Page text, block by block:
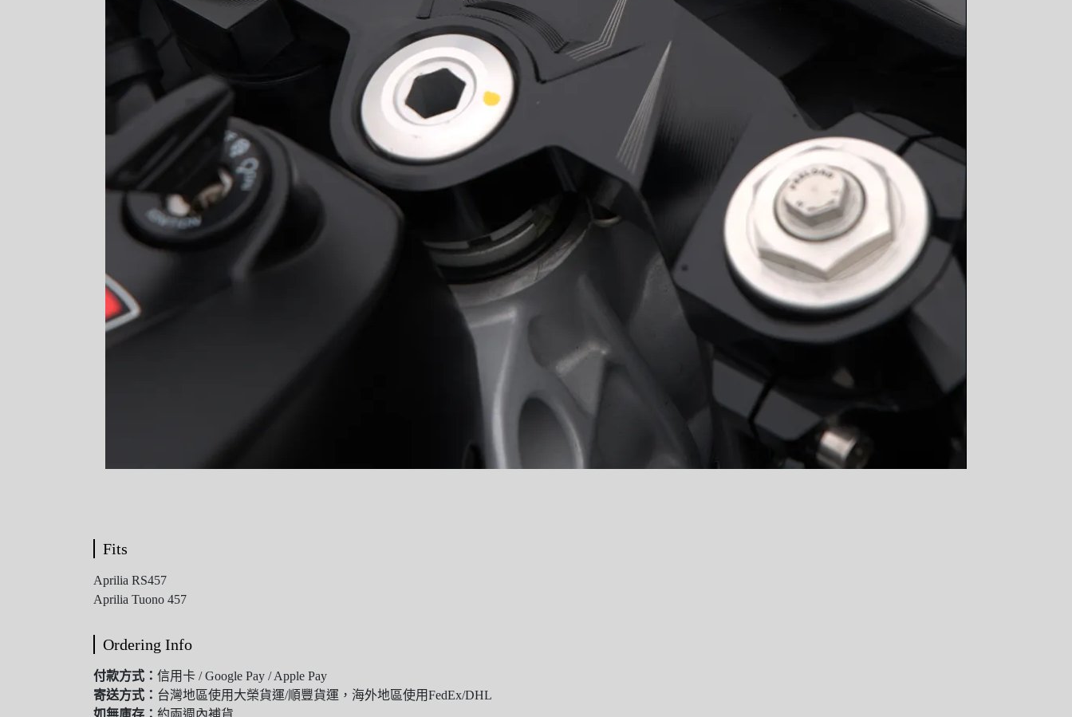
Fits
Aprilia RS457
Aprilia Tuono 457
Ordering Info
付款方式： 信用卡 / Google Pay / Apple Pay
寄送方式： 台灣地區使用大榮貨運/順豐貨運，海外地區使用FedEx/DHL
如無庫存： 約兩週內補貨